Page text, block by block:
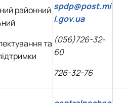
районний
та
spdp@post.mi
l.gov.ua
(056)726-32-
60
726-32-76